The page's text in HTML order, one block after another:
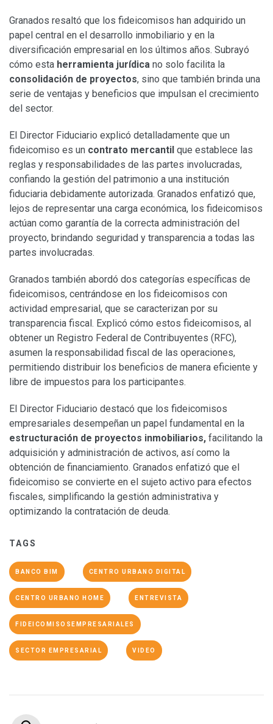
Granados resaltó que los fideicomisos han adquirido un
papel central en el desarrollo inmobiliario y en la
diversificación empresarial en los últimos años. Subrayó
cómo esta herramienta jurídica no solo facilita la
consolidación de proyectos, sino que también brinda una
serie de ventajas y beneficios que impulsan el crecimiento
del sector.
El Director Fiduciario explicó detalladamente que un
fideicomiso es un contrato mercantil que establece las
reglas y responsabilidades de las partes involucradas,
confiando la gestión del patrimonio a una institución
fiduciaria debidamente autorizada. Granados enfatizó que,
lejos de representar una carga económica, los fideicomisos
actúan como garantía de la correcta administración del
proyecto, brindando seguridad y transparencia a todas las
partes involucradas.
Granados también abordó dos categorías específicas de
fideicomisos, centrándose en los fideicomisos con
actividad empresarial, que se caracterizan por su
transparencia fiscal. Explicó cómo estos fideicomisos, al
obtener un Registro Federal de Contribuyentes (RFC),
asumen la responsabilidad fiscal de las operaciones,
permitiendo distribuir los beneficios de manera eficiente y
libre de impuestos para los participantes.
El Director Fiduciario destacó que los fideicomisos
empresariales desempeñan un papel fundamental en la
estructuración de proyectos inmobiliarios, facilitando la
adquisición y administración de activos, así como la
obtención de financiamiento. Granados enfatizó que el
fideicomiso se convierte en el sujeto activo para efectos
fiscales, simplificando la gestión administrativa y
optimizando la contratación de deuda.
TAGS
BANCO BIM CENTRO URBANO DIGITAL
CENTRO URBANO HOME ENTREVISTA
FIDEICOMISOSEMPRESARIALES
SECTOR EMPRESARIAL VIDEO